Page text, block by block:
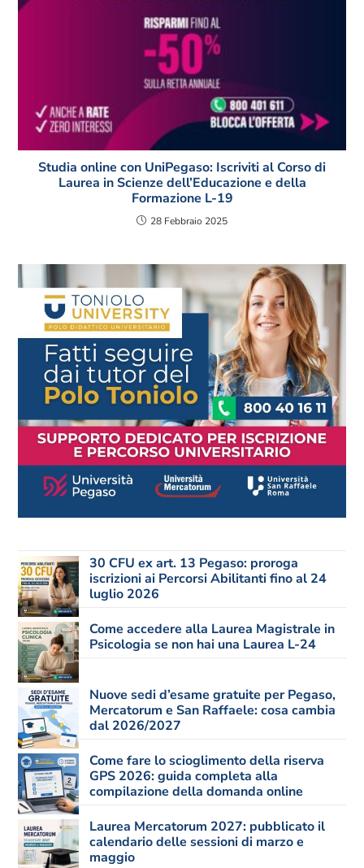
Studia online con UniPegaso: Iscriviti al Corso di
Laurea in Scienze dell’Educazione e della
Formazione L-19
28 Febbraio 2025
30 CFU ex art. 13 Pegaso: proroga
iscrizioni ai Percorsi Abilitanti fino al 24
luglio 2026
Come accedere alla Laurea Magistrale in
Psicologia se non hai una Laurea L-24
Nuove sedi d’esame gratuite per Pegaso,
Mercatorum e San Raffaele: cosa cambia
dal 2026/2027
Come fare lo scioglimento della riserva
GPS 2026: guida completa alla
compilazione della domanda online
Laurea Mercatorum 2027: pubblicato il
calendario delle sessioni di marzo e
maggio